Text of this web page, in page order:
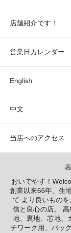
店舗紹介です！
営業日カレンダー
English
中文
当店へのアクセス
おいでやす！
創業以来66年、生
て より良いもの
信と良心の店。
地、裏地、芯地、
チワーク用、バッ